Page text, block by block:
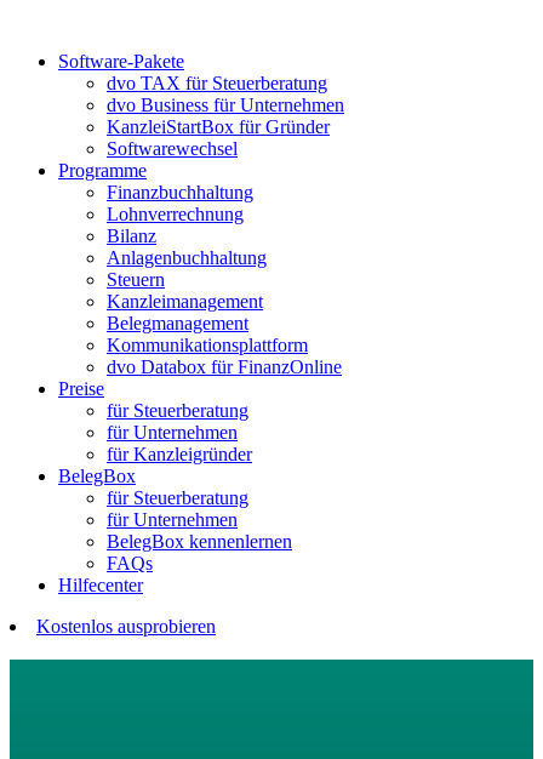
Software-Pakete
dvo TAX für Steuerberatung
dvo Business für Unternehmen
KanzleiStartBox für Gründer
Softwarewechsel
Programme
Finanzbuchhaltung
Lohnverrechnung
Bilanz
Anlagenbuchhaltung
Steuern
Kanzleimanagement
Belegmanagement
Kommunikationsplattform
dvo Databox für FinanzOnline
Preise
für Steuerberatung
für Unternehmen
für Kanzleigründer
BelegBox
für Steuerberatung
für Unternehmen
BelegBox kennenlernen
FAQs
Hilfecenter
Kostenlos ausprobieren